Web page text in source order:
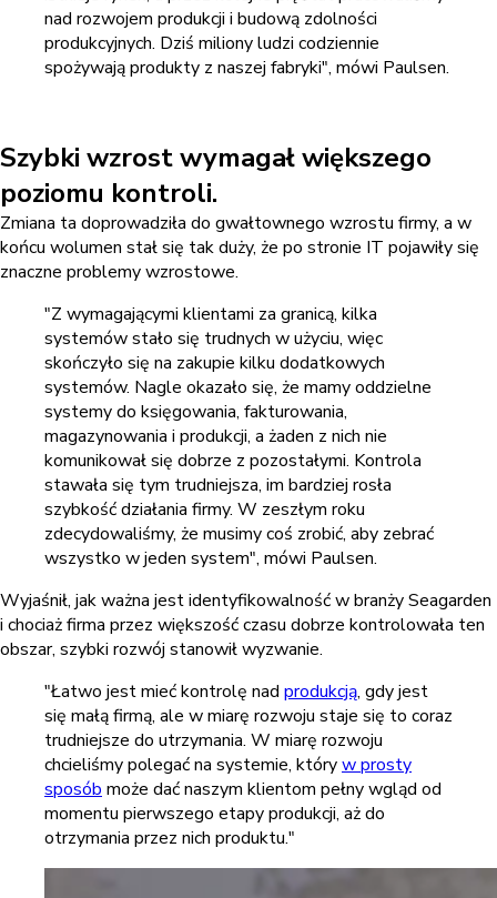
nad rozwojem produkcji i budową zdolności
produkcyjnych. Dziś miliony ludzi codziennie
spożywają produkty z naszej fabryki", mówi Paulsen.
Szybki wzrost wymagał większego
poziomu kontroli.
Zmiana ta doprowadziła do gwałtownego wzrostu firmy, a w
końcu wolumen stał się tak duży, że po stronie IT pojawiły się
znaczne problemy wzrostowe.
"Z wymagającymi klientami za granicą, kilka
systemów stało się trudnych w użyciu, więc
skończyło się na zakupie kilku dodatkowych
systemów. Nagle okazało się, że mamy oddzielne
systemy do księgowania, fakturowania,
magazynowania i produkcji, a żaden z nich nie
komunikował się dobrze z pozostałymi. Kontrola
stawała się tym trudniejsza, im bardziej rosła
szybkość działania firmy. W zeszłym roku
zdecydowaliśmy, że musimy coś zrobić, aby zebrać
wszystko w jeden system", mówi Paulsen.
Wyjaśnił, jak ważna jest identyfikowalność w branży Seagarden
i chociaż firma przez większość czasu dobrze kontrolowała ten
obszar, szybki rozwój stanowił wyzwanie.
"Łatwo jest mieć kontrolę nad produkcją, gdy jest
się małą firmą, ale w miarę rozwoju staje się to coraz
trudniejsze do utrzymania. W miarę rozwoju
chcieliśmy polegać na systemie, któryw prosty
sposób może dać naszym klientom pełny wgląd od
momentu pierwszego etapy produkcji, aż do
otrzymania przez nich produktu."